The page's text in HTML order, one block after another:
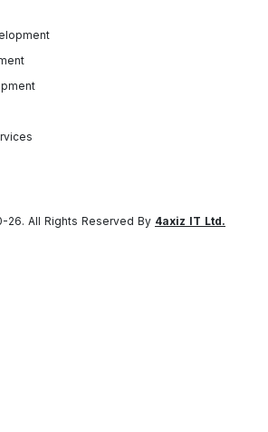
26. All Rights Reserved By 4axiz IT Ltd.